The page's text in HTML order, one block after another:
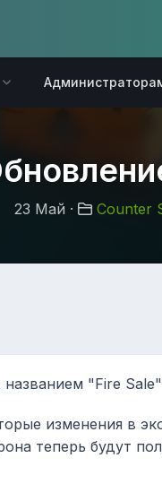
23 Май · Counter
"Fire Sale"
изменения в
теперь будут